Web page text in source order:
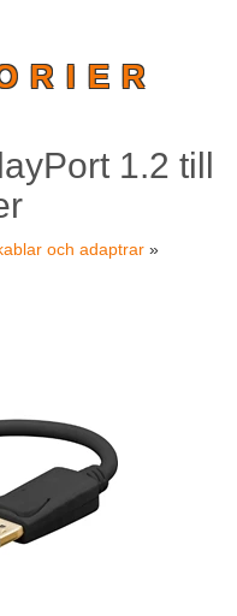
1.2 till
och adaptrar »